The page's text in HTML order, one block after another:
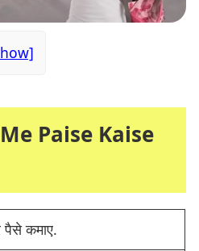
Paise Kaise
कमाए.